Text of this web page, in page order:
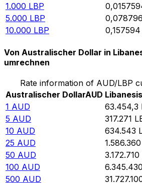
1.000 LBP
5.000 LBP
10.000 LBP 0,157594
Von Australischer Dollar in
umrechnen
Rate information of AUD/LBP
Australischer DollarAUD
1 AUD 63.454,3
5 AUD 317.271
10 AUD 634.543
25 AUD 1.586.360
50 AUD 3.172.710
100 AUD 6.345.430
500 AUD